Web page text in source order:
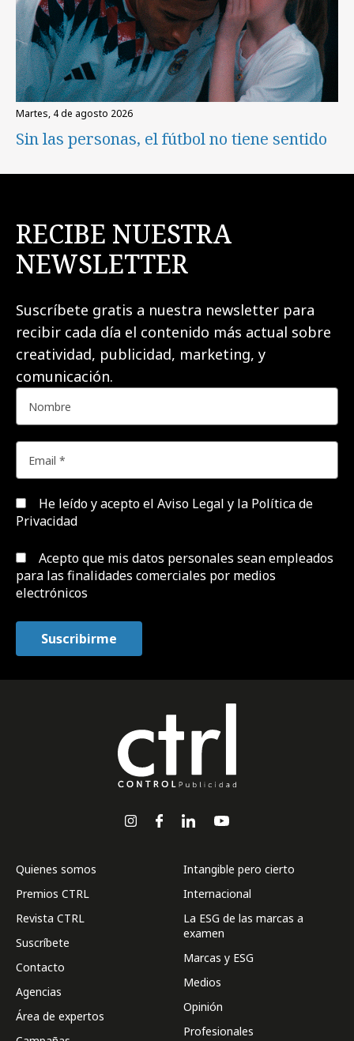
martes, 4 de agosto 2026
Sin las personas, el fútbol no tiene sentido
RECIBE NUESTRA
NEWSLETTER
Suscríbete gratis a nuestra newsletter para
recibir cada día el contenido más actual sobre
creatividad, publicidad, marketing, y
comunicación.
He leído y acepto el Aviso Legal y la Política de
Privacidad
Acepto que mis datos personales sean empleados
para las finalidades comerciales por medios
electrónicos
Quienes somos
Premios CTRL
Revista CTRL
Suscríbete
Contacto
Agencias
Área de expertos
Intangible pero cierto
Internacional
La ESG de las marcas a
examen
Marcas y ESG
Medios
Opinión
Profesionales